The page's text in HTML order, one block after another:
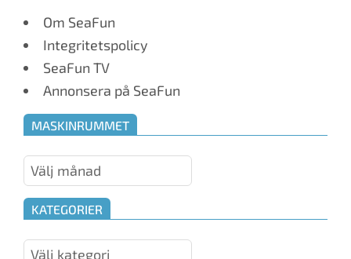
Om SeaFun
Integritetspolicy
SeaFun TV
Annonsera på SeaFun
MASKINRUMMET
Maskinrummet
KATEGORIER
Kategorier